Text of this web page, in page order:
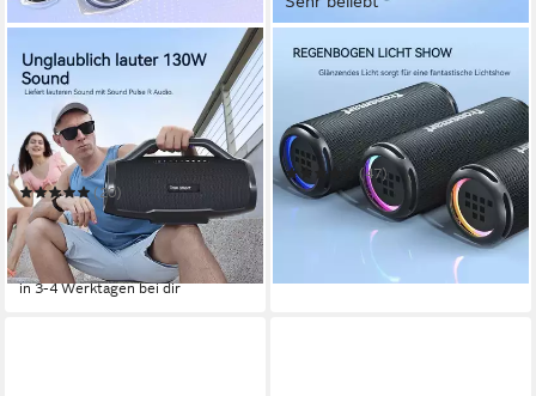
TRONSMART
BANG MAX Party-
Lautsprecher
Bluetooth Netzwerkstandard
130 W Gesamtleistung
7,35 kg Gewicht
(20)
139,99 € UVP359,00 €
12,79 €
mtl. in 12 Raten
-61%
in 3-4 Werktagen bei dir
TRONSMART
T7 Lite Bluetooth-
Lautsprecher
Bluetooth Netzwerkstandard
24 W Gesamtleistung
(47)
39,99 € UVP99,00 €
in 3-4 Werktagen bei dir